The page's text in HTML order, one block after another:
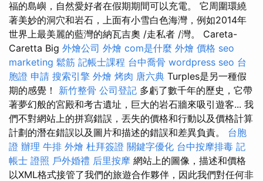
福的島嶼，自然愛好者在假期期間可以充電。 它周圍環繞
著美妙的洞穴和岩石，上面有小雪白色海灣，例如2014年
世界上最美麗的藍灣的納瓦吉奧 /走私者 /灣。 Careta-
Caretta Big 外燴公司 外燴 com是什麼 外燴 價格 seo
marketing 鬆筋 記帳士課程 台中喬骨 wordpress seo 台
胞證 申請 搜索引擎 外燴 烤肉 唐六典 Turples是另一種假
期的感覺！ 新竹整骨 公司登記 多虧了數千年的歷史，它帶
著夢幻般的宮殿和考古遺址，巨大的岩石牆來吸引遊客... 我
們不對網站上的拼寫錯誤，丟失的價格和行動以及價格計算
計劃的潛在錯誤以及圖片和描述的錯誤和差異負責。 台胞
證 辦理 牛排 外燴 杜拜簽證 關鍵字優化 台中按摩排毒 記
帳士 證照 戶外婚禮 后里按摩 網站上的圖像，描述和價格
以XML格式接管了我們的旅遊合作夥伴，因此我們對任何非